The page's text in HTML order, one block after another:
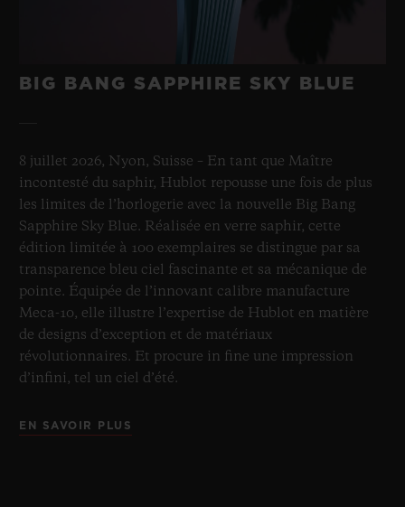
BIG BANG SAPPHIRE SKY BLUE
8 juillet 2026, Nyon, Suisse – En tant que Maître
incontesté du saphir, Hublot repousse une fois de plus
les limites de l’horlogerie avec la nouvelle Big Bang
Sapphire Sky Blue. Réalisée en verre saphir, cette
édition limitée à 100 exemplaires se distingue par sa
transparence bleu ciel fascinante et sa mécanique de
pointe. Équipée de l’innovant calibre manufacture
Meca-10, elle illustre l’expertise de Hublot en matière
de designs d’exception et de matériaux
révolutionnaires. Et procure in fine une impression
d’infini, tel un ciel d’été.
EN SAVOIR PLUS